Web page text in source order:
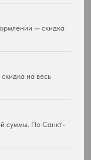
— скидка
на весь
суммы. По Санкт-
WORLD